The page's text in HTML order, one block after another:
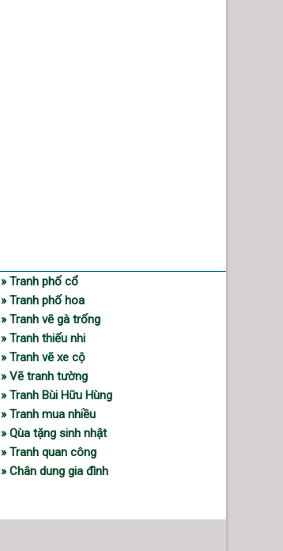
» Tranh phố cổ
» Tranh phố hoa
» Tranh vẽ gà trống
» Tranh thiếu nhi
» Tranh vẽ xe cộ
» Vẽ tranh tường
» Tranh Bùi Hữu Hùng
» Tranh mua nhiều
» Qùa tặng sinh nhật
» Tranh quan công
» Chân dung gia đình